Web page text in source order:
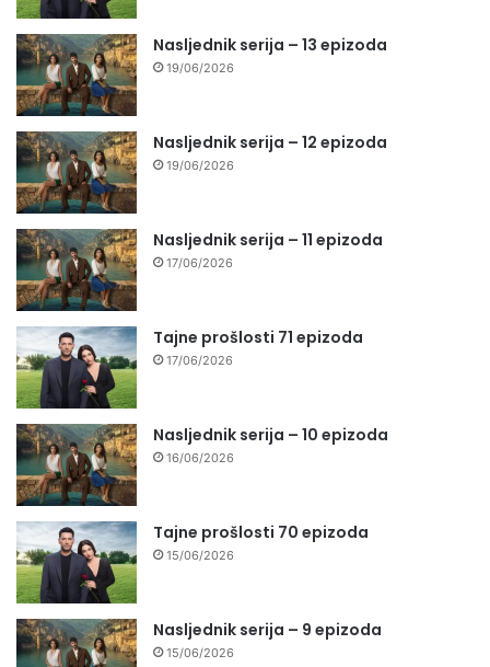
Nasljednik serija – 13 epizoda
19/06/2026
Nasljednik serija – 12 epizoda
19/06/2026
Nasljednik serija – 11 epizoda
17/06/2026
Tajne prošlosti 71 epizoda
17/06/2026
Nasljednik serija – 10 epizoda
16/06/2026
Tajne prošlosti 70 epizoda
15/06/2026
Nasljednik serija – 9 epizoda
15/06/2026